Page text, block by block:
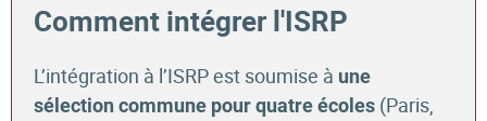
Comment intégrer l'ISRP
L’intégration à l’ISRP est soumise à une
sélection commune pour quatre écoles (Paris,